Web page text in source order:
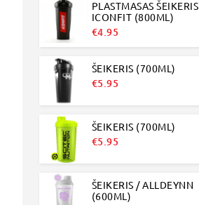
€3.95.€1.99.
PLASTMASAS ŠEIKERIS
ICONFIT (800ML)
€4.95
ŠEIKERIS (700ML)
€5.95
ŠEIKERIS (700ML)
€5.95
ŠEIKERIS / ALLDEYNN
(600ML)